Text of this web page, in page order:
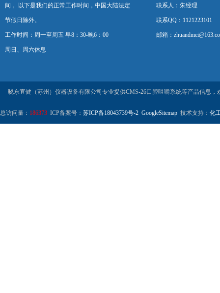
间 。以下是我们的正常工作时间，中国大陆法定
节假日除外。
工作时间：周一至周五 早8：30-晚6：00
周日、周六休息
联系人：朱经理
联系QQ：1121223101
邮箱：
晓东宜健（苏州）仪器设备有限公司专业提供CMS-26口腔咀嚼系统等产品信息，
总访问量： 186373 ICP备案号： 苏ICP备18043739号-2 GoogleSitemap 技术支持： 化